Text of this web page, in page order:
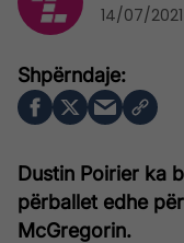
Dustin Poirier ka
përballet edhe
McGregorin.
14/07/2021